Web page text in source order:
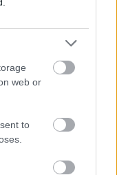
web or
to
5. blokk új
repülőtér
bázis út- és
fejlesztése